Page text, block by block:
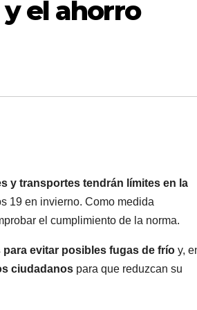
el ahorro
y transportes tendrán límites en la
19 en invierno. Como medida
el cumplimiento de la norma.
evitar posibles fugas de frío y,
ciudadanos para que reduzcan su